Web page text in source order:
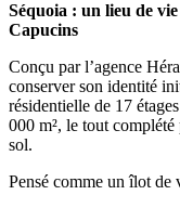
Séquoia : un lieu de
Capucins
Conçu par l’agence
conserver son identité
résidentielle de 17
000 m², le tout complété
sol.
Pensé comme un îlot de